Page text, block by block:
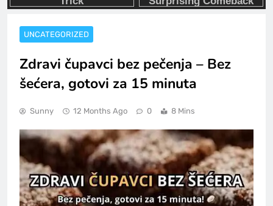
UNCATEGORIZED
Zdravi čupavci bez pečenja – Bez
šećera, gotovi za 15 minuta
Sunny 12 Months Ago 0 8 Mins